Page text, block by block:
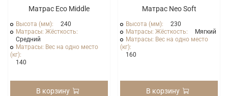
Матрас Eco Middle
Высота (мм):
240
Матрасы: Жёсткость:
Средний
Матрасы: Вес на одно место
(кг):
140
В корзину
Матрас Neo Soft
Высота (мм):
230
Матрасы: Жёсткость:
Мягкий
Матрасы: Вес на одно место
(кг):
160
В корзину